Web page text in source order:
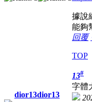
據說
能夠
回覆
TOP
dior13dior13
13#
字體